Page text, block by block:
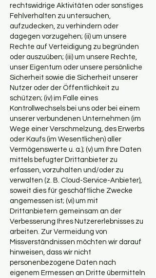
rechtswidrige Aktivitäten oder sonstiges
Fehlverhalten zu untersuchen,
aufzudecken, zu verhindern oder
dagegen vorzugehen; (ii) um unsere
Rechte auf Verteidigung zu begründen
oder auszuüben; (iii) um unsere Rechte,
unser Eigentum oder unsere persönliche
Sicherheit sowie die Sicherheit unserer
Nutzer oder der Öffentlichkeit zu
schützen; (iv) im Falle eines
Kontrollwechsels bei uns oder bei einem
unserer verbundenen Unternehmen (im
Wege einer Verschmelzung, des Erwerbs
oder Kaufs (im Wesentlichen) aller
Vermögenswerte u. a.); (v) um Ihre Daten
mittels befugter Drittanbieter zu
erfassen, vorzuhalten und/oder zu
verwalten (z. B. Cloud-Service-Anbieter),
soweit dies für geschäftliche Zwecke
angemessen ist; (vi) um mit
Drittanbietern gemeinsam an der
Verbesserung Ihres Nutzererlebnisses zu
arbeiten. Zur Vermeidung von
Missverständnissen möchten wir darauf
hinweisen, dass wir nicht
personenbezogene Daten nach
eigenem Ermessen an Dritte übermitteln